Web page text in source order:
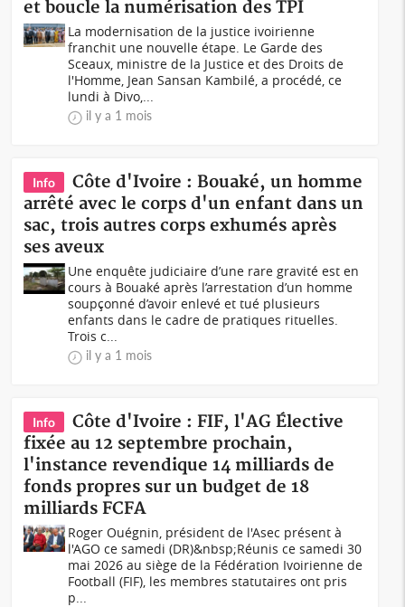
et boucle la numérisation des TPI
La modernisation de la justice ivoirienne
franchit une nouvelle étape. Le Garde des
Sceaux, ministre de la Justice et des Droits de
l'Homme, Jean Sansan Kambilé, a procédé, ce
lundi à Divo,...
il y a 1 mois
Info
Côte d'Ivoire : Bouaké, un homme
arrêté avec le corps d'un enfant dans un
sac, trois autres corps exhumés après
ses aveux
Une enquête judiciaire d’une rare gravité est en
cours à Bouaké après l’arrestation d’un homme
soupçonné d’avoir enlevé et tué plusieurs
enfants dans le cadre de pratiques rituelles.
Trois c...
il y a 1 mois
Info
Côte d'Ivoire : FIF, l'AG Élective
fixée au 12 septembre prochain,
l'instance revendique 14 milliards de
fonds propres sur un budget de 18
milliards FCFA
Roger Ouégnin, président de l'Asec présent à
l'AGO ce samedi (DR)&nbsp;Réunis ce samedi 30
mai 2026 au siège de la Fédération Ivoirienne de
Football (FIF), les membres statutaires ont pris
p...